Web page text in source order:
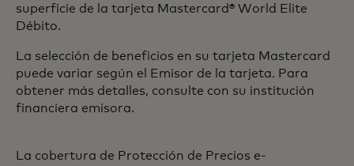
superficie de la tarjeta Mastercard® World Elite
Débito.
La selección de beneficios en su tarjeta Mastercard
puede variar según el Emisor de la tarjeta. Para
obtener más detalles, consulte con su institución
financiera emisora.
La cobertura de Protección de Precios e-